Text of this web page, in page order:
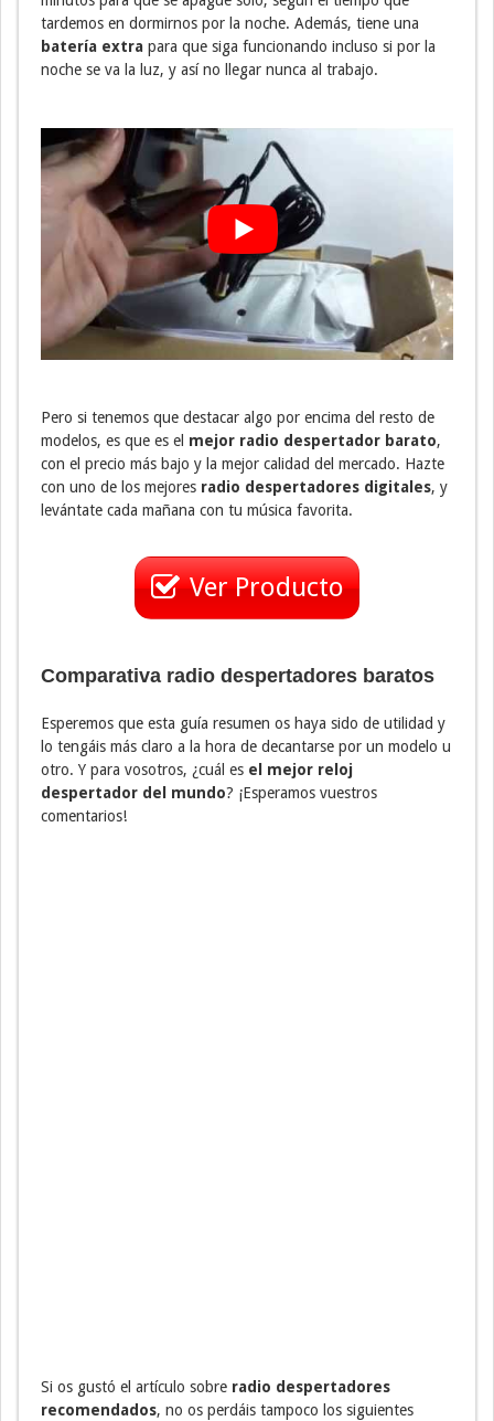
tardemos en dormirnos por la noche. Además, tiene una
batería extra para que siga funcionando incluso si por la
noche se va la luz, y así no llegar nunca al trabajo.
Pero si tenemos que destacar algo por encima del resto de
modelos, es que es el mejor radio despertador barato,
con el precio más bajo y la mejor calidad del mercado. Hazte
con uno de los mejores radio despertadores digitales, y
levántate cada mañana con tu música favorita.
Ver Producto
Comparativa radio despertadores baratos
Esperemos que esta guía resumen os haya sido de utilidad y
lo tengáis más claro a la hora de decantarse por un modelo u
otro. Y para vosotros, ¿cuál es el mejor reloj
despertador del mundo? ¡Esperamos vuestros
comentarios!
Si os gustó el artículo sobre radio despertadores
recomendados, no os perdáis tampoco los siguientes